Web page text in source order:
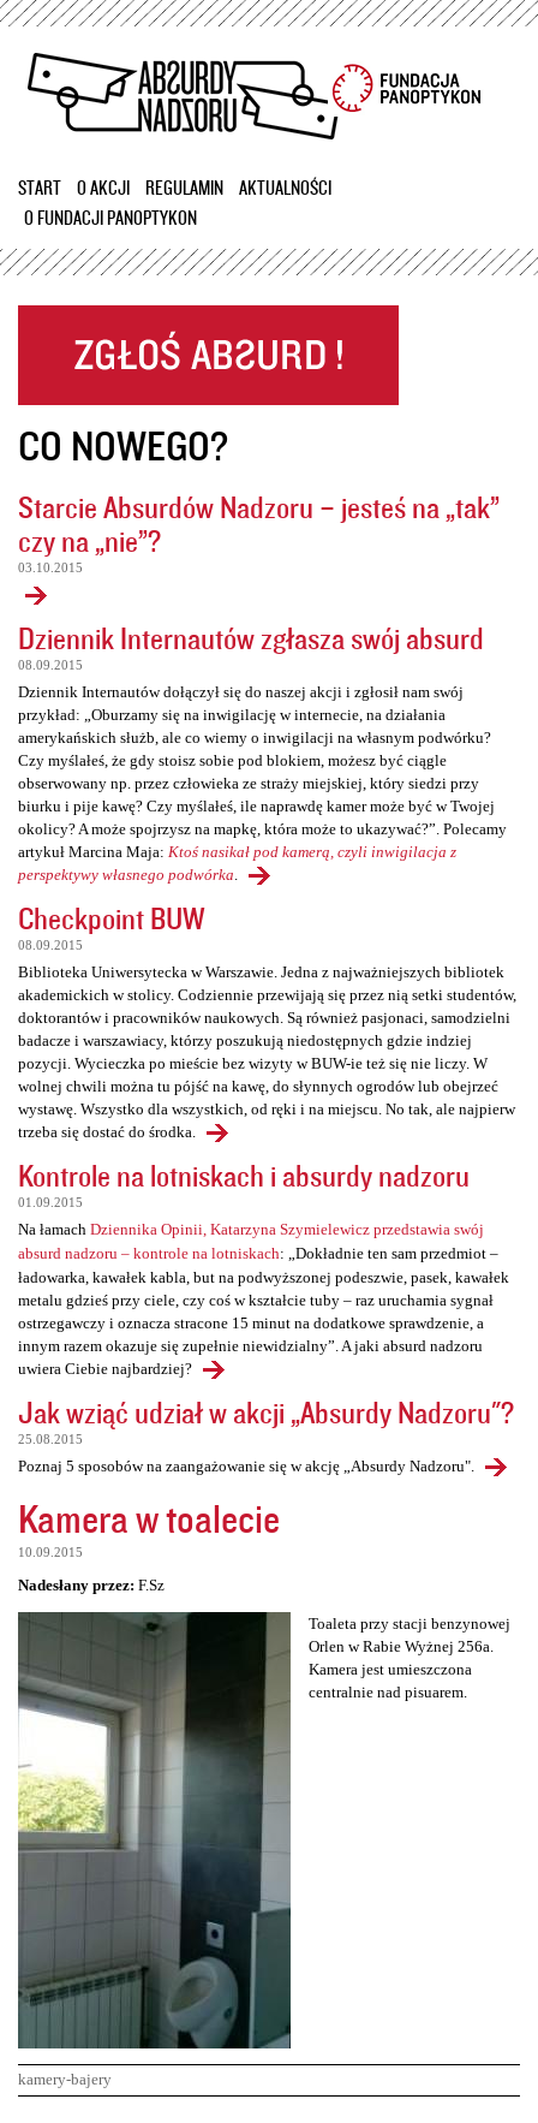
Przejdź
treści
START O AKCJI REGULAMIN
AKTUALNOŚCI
O FUNDACJI PANOPTYKON
CO NOWEGO?
Starcie Absurdów Nadzoru – jesteś na „tak”
czy na „nie”?
03.10.2015
Dziennik Internautów zgłasza swój absurd
08.09.2015
Dziennik Internautów dołączył się do naszej akcji i zgłosił nam swój
przykład: „Oburzamy się na inwigilację w internecie, na działania
amerykańskich służb, ale co wiemy o inwigilacji na własnym podwórku?
Czy myślałeś, że gdy stoisz sobie pod blokiem, możesz być ciągle
obserwowany np. przez człowieka ze straży miejskiej, który siedzi przy
biurku i pije kawę? Czy myślałeś, ile naprawdę kamer może być w Twojej
okolicy? A może spojrzysz na mapkę, która może to ukazywać?”. Polecamy
artykuł Marcina Maja: Ktoś nasikał pod kamerą, czyli inwigilacja z
perspektywy własnego podwórka
Checkpoint BUW
08.09.2015
Biblioteka Uniwersytecka w Warszawie. Jedna z najważniejszych bibliotek
akademickich w stolicy. Codziennie przewijają się przez nią setki studentów,
doktorantów i pracowników naukowych. Są również pasjonaci, samodzielni
badacze i warszawiacy, którzy poszukują niedostępnych gdzie indziej
pozycji. Wycieczka po mieście bez wizyty w BUW-ie też się nie liczy. W
wolnej chwili można tu pójść na kawę, do słynnych ogrodów lub obejrzeć
wystawę. Wszystko dla wszystkich, od ręki i na miejscu. No tak, ale najpierw
trzeba się dostać do środka.
Kontrole na lotniskach i absurdy nadzoru
01.09.2015
Na łamach Dziennika Opinii, Katarzyna Szymielewicz przedstawia swój
absurd nadzoru – kontrole na lotniskach: „Dokładnie ten sam przedmiot –
ładowarka, kawałek kabla, but na podwyższonej podeszwie, pasek, kawałek
metalu gdzieś przy ciele, czy coś w kształcie tuby – raz uruchamia sygnał
ostrzegawczy i oznacza stracone 15 minut na dodatkowe sprawdzenie, a
innym razem okazuje się zupełnie niewidzialny”. A jaki absurd nadzoru
uwiera Ciebie najbardziej?
Jak wziąć udział w akcji „Absurdy Nadzoru"?
25.08.2015
Poznaj 5 sposobów na zaangażowanie się w akcję „Absurdy Nadzoru".
Kamera w toalecie
10.09.2015
Nadesłany przez: F.Sz
Toaleta przy stacji benzynowej
Orlen w Rabie Wyżnej 256a.
Kamera jest umieszczona
centralnie nad pisuarem.
kamery-bajery